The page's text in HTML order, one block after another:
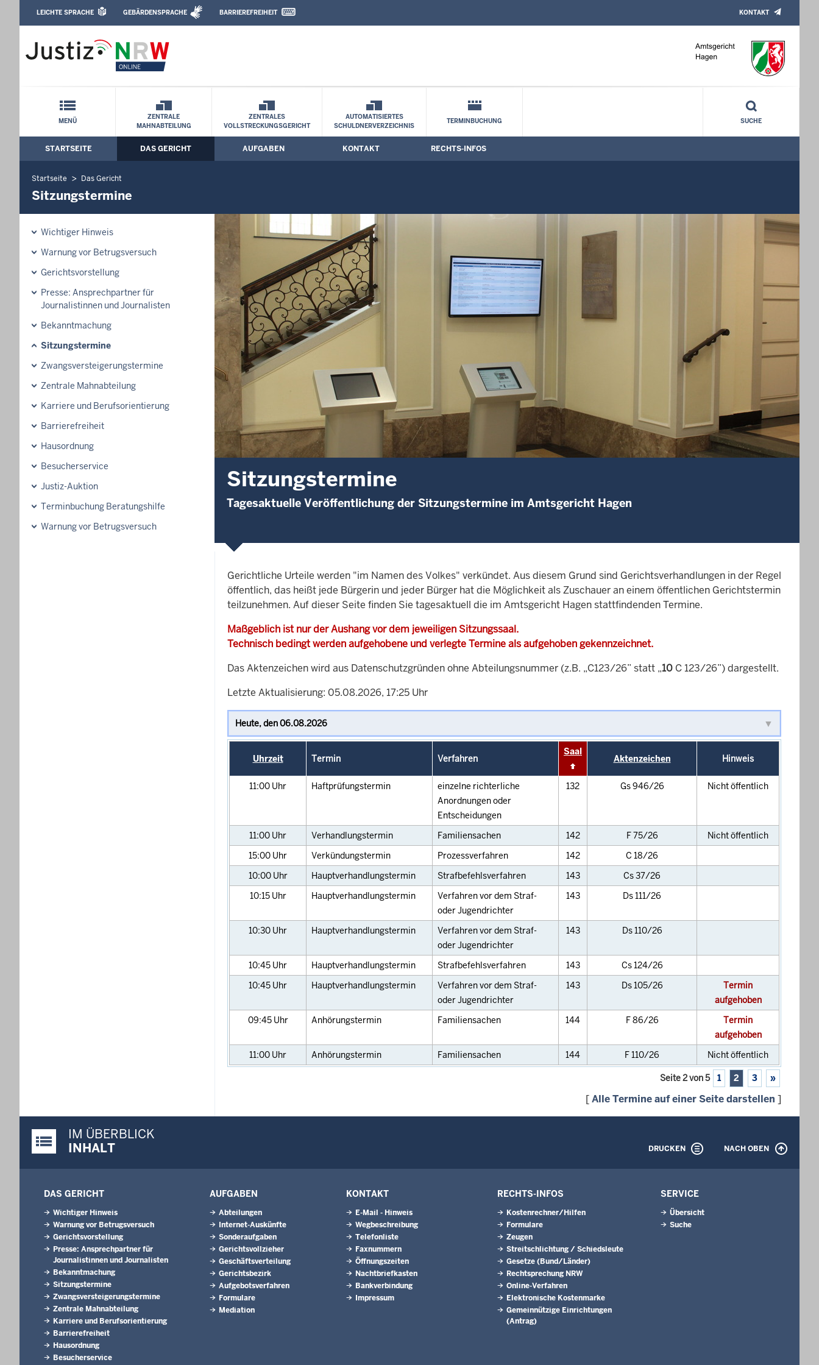
Amtsgericht Hagen: Sitzungstermine
Leichte Sprache, Gebärdensprachenvideo und Kontaktformular
LEICHTE SPRACHE GEBÄRDENSPRACHE BARRIEREFREIHEIT KONTAKT
Schnellnavigation mit Volltext-Suche
MENÜ
ZENTRALE
MAHNABTEILUNG
ZENTRALES
VOLLSTRECKUNGSGERICHT
AUTOMATISIERTES
SCHULDNERVERZEICHNIS
TERMINBUCHUNG SUCHE
Hauptmenü: Hauptnavigation
STARTSEITE DAS GERICHT AUFGABEN KONTAKT RECHTS-INFOS
Startseite Das Gericht
Sitzungstermine
Wichtiger Hinweis
Warnung vor Betrugsversuch
Gerichtsvorstellung
Presse: Ansprechpartner für
Journalistinnen und Journalisten
Bekanntmachung
Sitzungstermine
Zwangsversteigerungs­termine
Zentrale Mahnabteilung
Karriere und Berufsorientierung
Barrierefreiheit
Hausordnung
Besucherservice
Justiz-Auktion
Terminbuchung Beratungshilfe
Warnung vor Betrugsversuch
Sitzungstermine
Tagesaktuelle Veröffentlichung der Sitzungstermine im Amtsgericht Hagen
Gerichtliche Urteile werden "im Namen des Volkes" verkündet. Aus diesem Grund sind Gerichtsverhandlungen in der Regel
öffentlich, das heißt jede Bürgerin und jeder Bürger hat die Möglichkeit als Zuschauer an einem öffentlichen Gerichtstermin
teilzunehmen. Auf dieser Seite finden Sie tagesaktuell die im Amtsgericht Hagen stattfindenden Termine.
Maßgeblich ist nur der Aushang vor dem jeweiligen Sitzungssaal.
Technisch bedingt werden aufgehobene und verlegte Termine als aufgehoben gekennzeichnet.
Das Aktenzeichen wird aus Datenschutzgründen ohne Abteilungsnummer (z.B. „C123/26” statt „10 C 123/26”) dargestellt.
Letzte Aktualisierung: 05.08.2026, 17:25 Uhr
Uhrzeit Termin Verfahren
Saal
Aktenzeichen Hinweis
11:00 Uhr Haftprüfungstermin
einzelne richterliche
Anordnungen oder
Entscheidungen
132 Gs 946/26 Nicht öffentlich
11:00 Uhr Verhandlungstermin Familiensachen 142 F 75/26
Nicht öffentlich
15:00 Uhr Verkündungstermin Prozessverfahren 142
C 18/26
10:00 Uhr Hauptverhandlungstermin Strafbefehlsverfahren 143
Cs 37/26
10:15 Uhr Hauptverhandlungstermin
Verfahren vor dem Straf-
oder Jugendrichter
143 Ds 111/26
10:30 Uhr Hauptverhandlungstermin
Verfahren vor dem Straf-
oder Jugendrichter
143 Ds 110/26
10:45 Uhr Hauptverhandlungstermin Strafbefehlsverfahren 143
Cs 124/26
10:45 Uhr Hauptverhandlungstermin
Verfahren vor dem Straf-
oder Jugendrichter
143 Ds 105/26
Termin
aufgehoben
09:45 Uhr Anhörungstermin Familiensachen 144 F 86/26
Termin
aufgehoben
11:00 Uhr Anhörungstermin Familiensachen 144 F 110/26 Nicht öffentlich
Seite 2 von 5 1 2 3 »
[Alle Termine auf einer Seite darstellen ]
Justiz-Portal im Überblick:
IM ÜBERBLICK
INHALT
DRUCKEN NACH OBEN
DAS GERICHT
Wichtiger Hinweis
Warnung vor Betrugsversuch
Gerichtsvorstellung
Presse: Ansprechpartner für
Journalistinnen und Journalisten
Bekanntmachung
Sitzungstermine
Zwangsversteigerungs­termine
Zentrale Mahnabteilung
Karriere und Berufsorientierung
Barrierefreiheit
Hausordnung
Besucherservice
AUFGABEN
Abteilungen
Internet-Auskünfte
Sonderaufgaben
Gerichtsvollzieher
Geschäftsverteilung
Gerichtsbezirk
Aufgebotsverfahren
Formulare
Mediation
KONTAKT
E-Mail - Hinweis
Wegbeschreibung
Telefonliste
Faxnummern
Öffnungszeiten
Nachtbriefkasten
Bankverbindung
Impressum
RECHTS-INFOS
Kostenrechner/Hilfen
Formulare
Zeugen
Streitschlichtung / Schiedsleute
Gesetze (Bund/Länder)
Rechtsprechung NRW
Online-Verfahren
Elektronische Kostenmarke
Gemeinnützige Einrichtungen
(Antrag)
SERVICE
Übersicht
Suche